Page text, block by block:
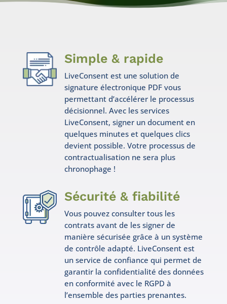
Simple & rapide
LiveConsent est une solution de
signature électronique PDF vous
permettant d’accélérer le processus
décisionnel. Avec les services
LiveConsent, signer un document en
quelques minutes et quelques clics
devient possible. Votre processus de
contractualisation ne sera plus
chronophage !
Sécurité & fiabilité
Vous pouvez consulter tous les
contrats avant de les signer de
manière sécurisée grâce à un système
de contrôle adapté. LiveConsent est
un service de confiance qui permet de
garantir la confidentialité des données
en conformité avec le RGPD à
l’ensemble des parties prenantes.